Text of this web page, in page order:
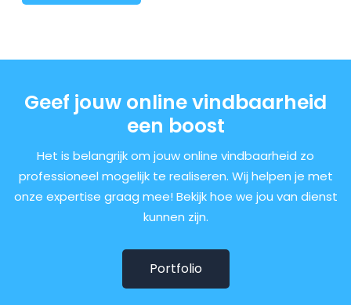
Geef jouw online vindbaarheid
een boost
Het is belangrijk om jouw online vindbaarheid zo
professioneel mogelijk te realiseren. Wij helpen je met
onze expertise graag mee! Bekijk hoe we jou van dienst
kunnen zijn.
Portfolio